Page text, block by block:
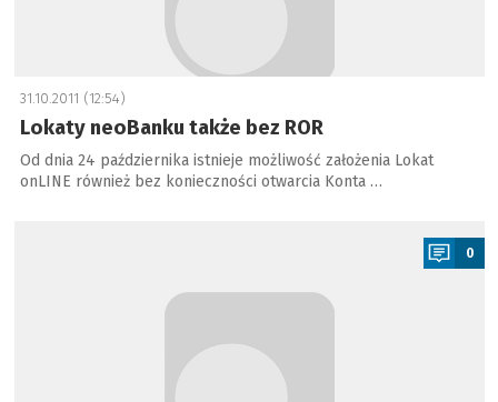
31.10.2011 (12:54)
Lokaty neoBanku także bez ROR
Od dnia 24 października istnieje możliwość założenia Lokat
onLINE również bez konieczności otwarcia Konta …
0